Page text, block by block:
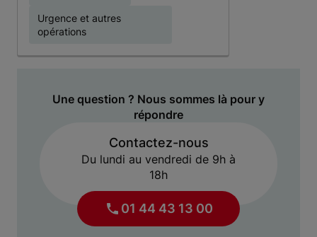
Urgence et autres
opérations
Une question ? Nous sommes là pour y
répondre
Contactez-nous
Du lundi au vendredi de 9h à
18h
01 44 43 13 00